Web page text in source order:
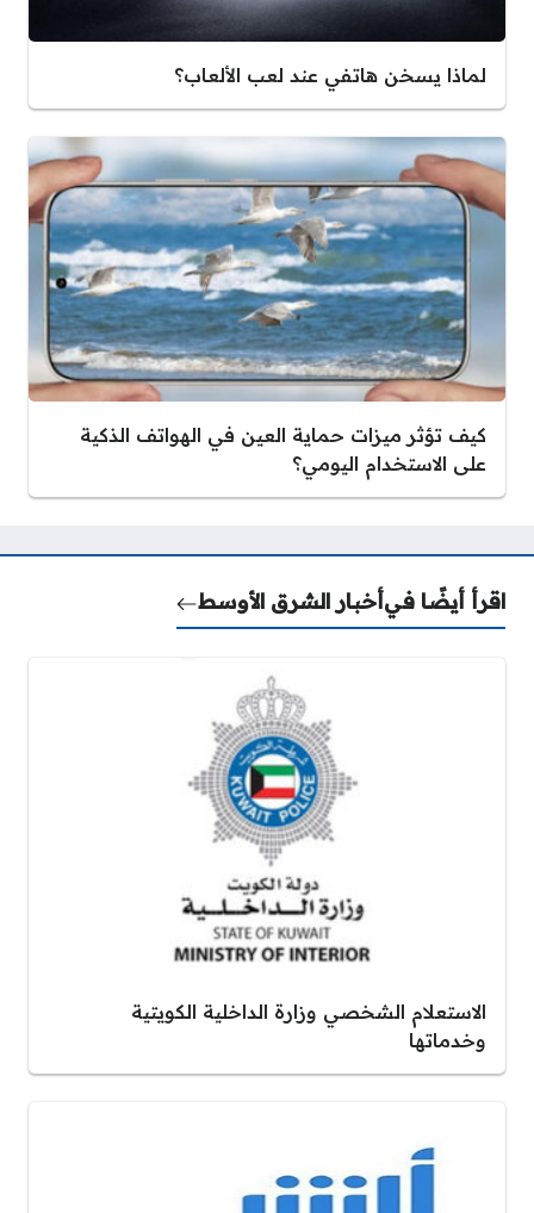
لماذا يسخن هاتفي عند لعب الألعاب؟
كيف تؤثر ميزات حماية العين في الهواتف الذكية
على الاستخدام اليومي؟
اقرأ أيضًا فيأخبار الشرق الأوسط
الاستعلام الشخصي وزارة الداخلية الكويتية
وخدماتها